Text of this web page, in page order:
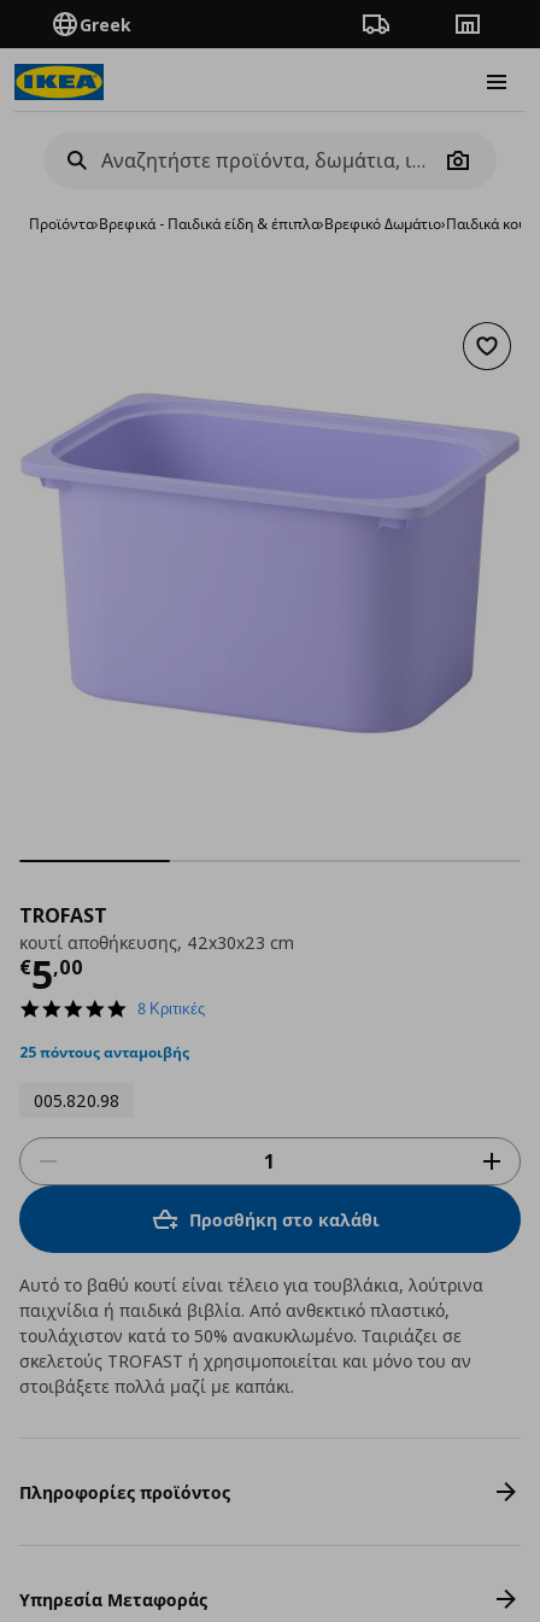
Greek Πορεία παραγγελίας
Camera
Προϊόντα›Βρεφικά - Παιδικά είδη & έπιπλα›Βρεφικό Δωμάτιο›Παιδικά
TROFAST
κουτί αποθήκευσης, 42x30x23 cm
€5,00
Τρέχουσα τιμή
4.9
rating
8 Κριτικές
25 πόντους ανταμοιβής
005.820.98
Προσθήκη στο καλάθι
Αυτό το βαθύ κουτί είναι τέλειο για τουβλάκια, λούτρινα
παιχνίδια ή παιδικά βιβλία. Από ανθεκτικό πλαστικό,
τουλάχιστον κατά το 50% ανακυκλωμένο. Ταιριάζει σε
σκελετούς TROFAST ή χρησιμοποιείται και μόνο του αν
στοιβάξετε πολλά μαζί με καπάκι.
Πληροφορίες προϊόντος
Υπηρεσία Μεταφοράς